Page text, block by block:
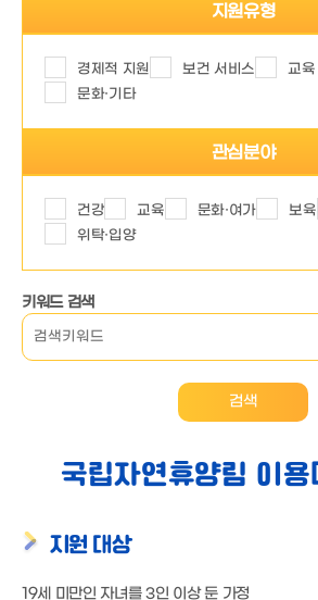
지원유형
경제적 지원 보건 서비스
교
문화·기타
관심분야
건강 교육 문화·여가 보육
위탁·입양
키워드 검색
검색
국립자연휴양림 이용
지원 대상
19세 미만인 자녀를 3인 이상 둔 가정